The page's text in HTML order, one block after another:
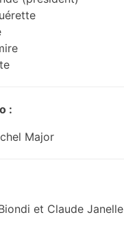
:
Major
et Claude Janelle